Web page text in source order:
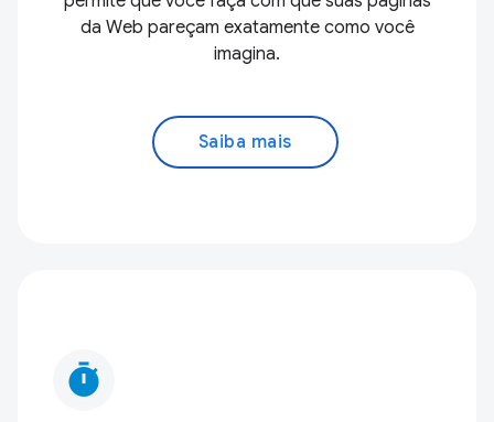
da Web pareçam exatamente como você
imagina.
Saiba mais
timer